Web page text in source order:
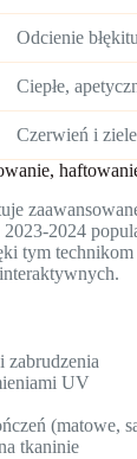
Odcienie
Ciepłe,
Czerwień i
2024
tym
zabrudzenia
UV
(matowe,
tkaninie